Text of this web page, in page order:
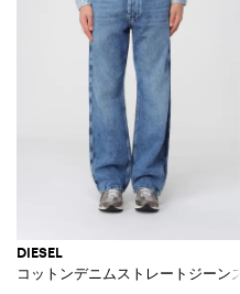
DIESEL
コットンデニムストレートジーンズ